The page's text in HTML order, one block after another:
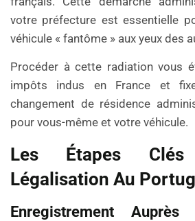
votre préfecture est essentielle
véhicule « fantôme » aux yeux des
Procéder à cette radiation vous
impôts indus en France et
changement de résidence
pour vous-même et votre véhicule.
Les Étapes
Légalisation Au
Enregistrement Auprès